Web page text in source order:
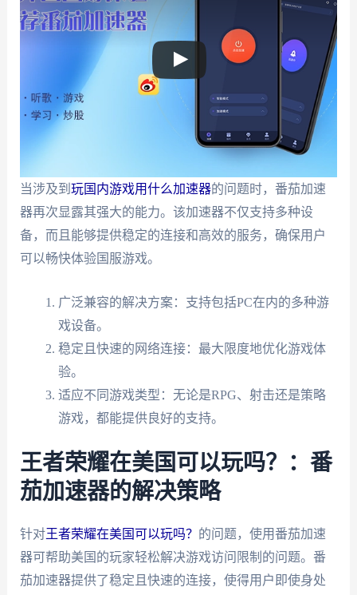
当涉及到 玩国内游戏用什么加速器的问题时，番茄加速
器再次显露其强大的能力。该加速器不仅支持多种设
备，而且能够提供稳定的连接和高效的服务，确保用户
可以畅快体验国服游戏。
广泛兼容的解决方案：支持包括PC在内的多种游
戏设备。
稳定且快速的网络连接：最大限度地优化游戏体
验。
适应不同游戏类型：无论是RPG、射击还是策略
游戏，都能提供良好的支持。
王者荣耀在美国可以玩吗？：番
茄加速器的解决策略
针对王者荣耀在美国可以玩吗？ 的问题，使用番茄加速
器可帮助美国的玩家轻松解决游戏访问限制的问题。番
茄加速器提供了稳定且快速的连接，使得用户即使身处